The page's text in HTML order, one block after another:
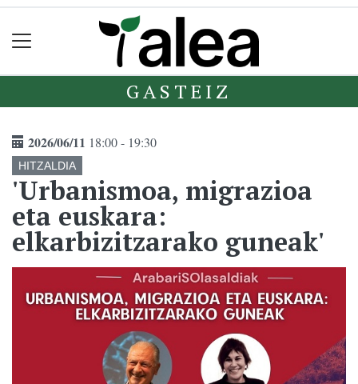
GASTEIZ
2026/06/11 18:00 - 19:30
HITZALDIA
'Urbanismoa, migrazioa
eta euskara:
elkarbizitzarako guneak'